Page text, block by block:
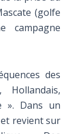
(golfe
campagne
des
Hollandais,
». Dans un
revient sur